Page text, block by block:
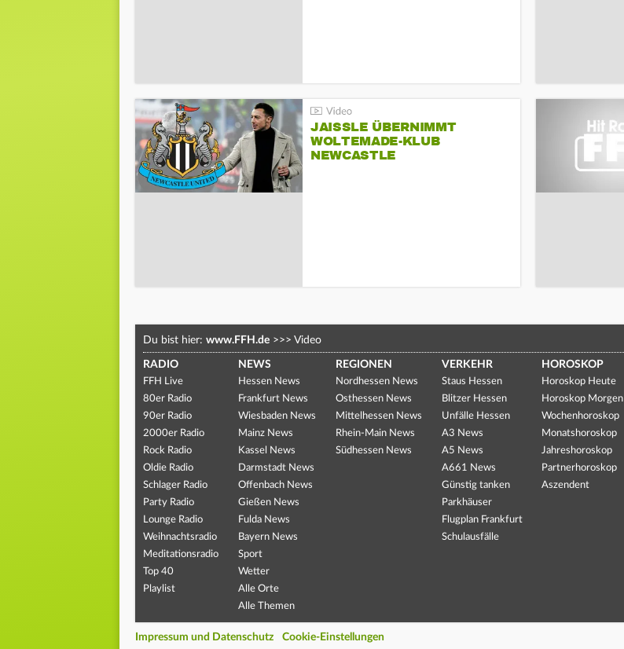
JAISSLE ÜBERNIMMT
WOLTEMADE-KLUB
NEWCASTLE
Du bist hier: www.FFH.de >>> Video
RADIO
FFH Live
80er Radio
90er Radio
2000er Radio
Rock Radio
Oldie Radio
Schlager Radio
Party Radio
Lounge Radio
Weihnachtsradio
Meditationsradio
Top 40
Playlist
NEWS
Hessen News
Frankfurt News
Wiesbaden News
Mainz News
Kassel News
Darmstadt News
Offenbach News
Gießen News
Fulda News
Bayern News
Sport
Wetter
Alle Orte
Alle Themen
REGIONEN
Nordhessen News
Osthessen News
Mittelhessen News
Rhein-Main News
Südhessen News
VERKEHR
Staus Hessen
Blitzer Hessen
Unfälle Hessen
A3 News
A5 News
A661 News
Günstig tanken
Parkhäuser
Flugplan Frankfurt
Schulausfälle
HOROSKOP
Horoskop Heute
Horoskop Morgen
Wochenhoroskop
Monatshoroskop
Jahreshoroskop
Partnerhoroskop
Aszendent
Impressum und Datenschutz Cookie-Einstellungen